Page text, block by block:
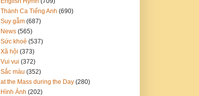
Thánh Ca Tiếng Anh (690)
Suy gẫm (687)
News (565)
Sức khoẻ (537)
Xã hội (373)
Vui vui (372)
Sắc màu (352)
at the Mass during the Day (280)
Hình Ảnh (202)